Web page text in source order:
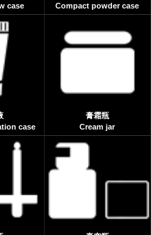
case
Compact powder case
case
膏霜瓶
Cream jar